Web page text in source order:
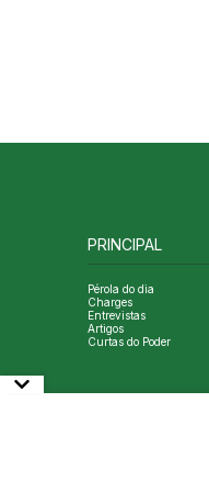
PRINCIPAL
Pérola do dia
Charges
Entrevistas
Artigos
Curtas do Poder